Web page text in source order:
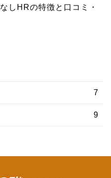
しHRの特徴と口コミ・
7
9